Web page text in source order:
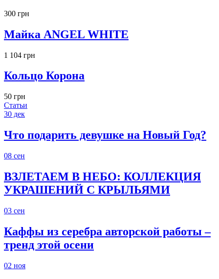
300 грн
Майка ANGEL WHITE
1 104 грн
Кольцо Корона
50 грн
Статьи
30 дек
Что подарить девушке на Новый Год?
08 сен
ВЗЛЕТАЕМ В НЕБО: КОЛЛЕКЦИЯ
УКРАШЕНИЙ С КРЫЛЬЯМИ
03 сен
Каффы из серебра авторской работы –
тренд этой осени
02 ноя